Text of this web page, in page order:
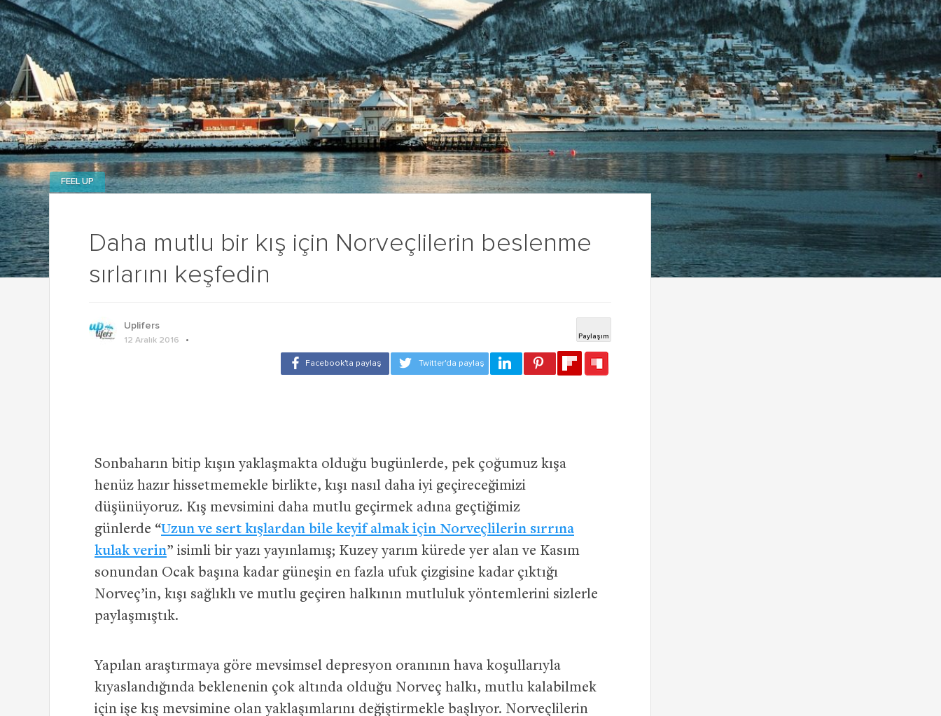
Daha mutlu bir kış için Norveçlilerin beslenme
sırlarını keşfedin
FEEL UP
Uplifers
12 Aralık 2016
Sonbaharın bitip kışın yaklaşmakta olduğu bugünlerde, pek çoğumuz kışa
henüz hazır hissetmemekle birlikte, kışı nasıl daha iyi geçireceğimizi
düşünüyoruz. Kış mevsimini daha mutlu geçirmek adına geçtiğimiz
günlerde “Uzun ve sert kışlardan bile keyif almak için Norveçlilerin sırrına
kulak verin” isimli bir yazı yayınlamış; Kuzey yarım kürede yer alan ve Kasım
sonundan Ocak başına kadar güneşin en fazla ufuk çizgisine kadar çıktığı
Norveç’in, kışı sağlıklı ve mutlu geçiren halkının mutluluk yöntemlerini sizlerle
paylaşmıştık.
Yapılan araştırmaya göre mevsimsel depresyon oranının hava koşullarıyla
kıyaslandığında beklenenin çok altında olduğu Norveç halkı, mutlu kalabilmek
için işe kış mevsimine olan yaklaşımlarını değiştirmekle başlıyor. Norveçlilerin